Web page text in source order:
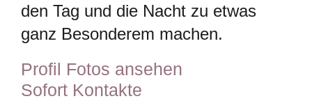
den Tag und die Nacht zu etwas
ganz Besonderem machen.
Profil Fotos ansehen
Sofort Kontakte